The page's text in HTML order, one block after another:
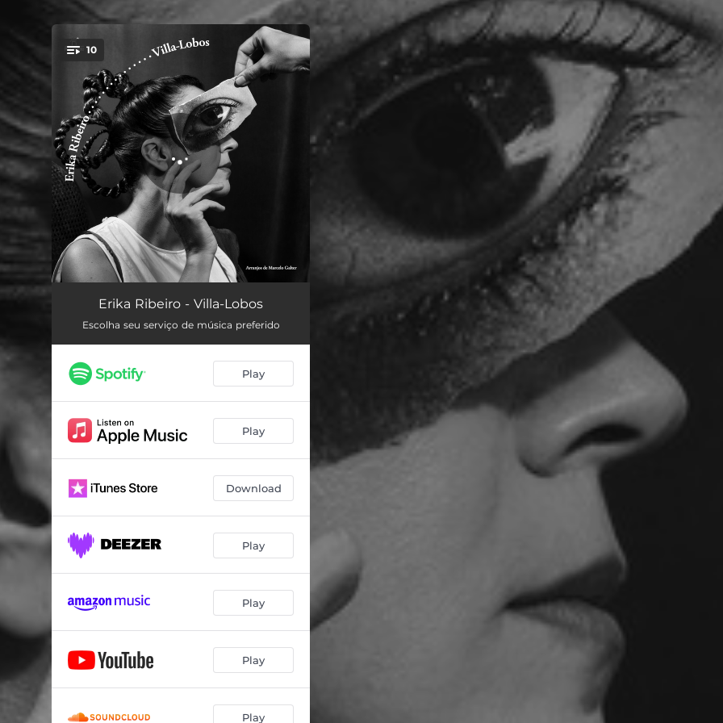
You're all set!
10
Viva o carnaval!
Choros No. 3 (Pica-pau) 03:56
Cirandas No. 15 (Que lindos olhos…) 03:29
Carnaval das crianças (O ginete do pierrozinho)
Bachianas Brasileiras No. 4 (Dansa: Miudinho) 04:13
Feijoada sem perigo… 01:58
Concerto para violão e pequena orquestra W501, I. Allegro preciso 05:07
Carnaval das crianças (A gaita de um precoce fantasiado) 02:57
Erika Ribeiro - Villa-Lobos
Escolha seu serviço de música preferido
Play
Play
Download
Play
Play
Play
Play